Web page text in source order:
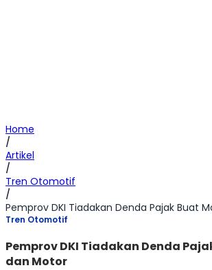
Home
/
Artikel
/
Tren Otomotif
/
Pemprov DKI Tiadakan Denda Pajak Buat
Tren Otomotif
Pemprov DKI Tiadakan Denda
dan Motor